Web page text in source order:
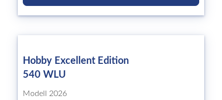
Hobby Excellent Edition
540 WLU
Modell 2026